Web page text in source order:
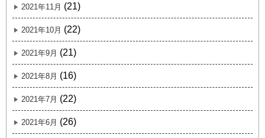
2021年11月 (21)
2021年10月 (22)
2021年9月 (21)
2021年8月 (16)
2021年7月 (22)
2021年6月 (26)